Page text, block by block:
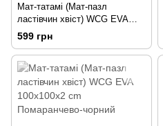
Мат-татамі (Мат-пазл
ластівчин хвіст) WCG EVA
100х100х2 cm Рожево-
фіолетовий
599 грн